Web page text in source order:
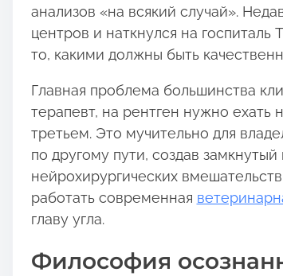
p
o
s
o
n
анализов «на всякий случай».
центров и наткнулся на госпиталь
то, какими должны быть
Главная проблема большинства
терапевт, на рентген нужно ехать
третьем. Это мучительно для
по другому пути, создав
нейрохирургических
работать современная
главу угла.
Философия